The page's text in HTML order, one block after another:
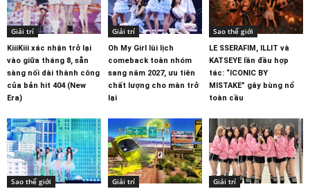
Giải trí
KiiiKiii xác nhận trở lại
vào giữa tháng 8, sẵn
sàng nối dài thành công
của bản hit 404 (New
Era)
Giải trí
Oh My Girl lùi lịch
comeback toàn nhóm
sang năm 2027, ưu tiên
chất lượng cho màn trở
lại
Sao thế giới
LE SSERAFIM, ILLIT và
KATSEYE lần đầu hợp
tác: “ICONIC BY
MISTAKE” gây bùng nổ
toàn cầu
Sao thế giới Giải trí Giải trí